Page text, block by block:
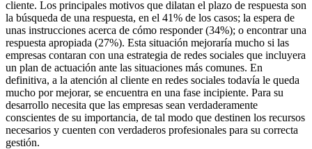
cliente. Los principales motivos que dilatan el plazo de respuesta son
la búsqueda de una respuesta, en el 41% de los casos; la espera de
unas instrucciones acerca de cómo responder (34%); o encontrar una
respuesta apropiada (27%). Esta situación mejoraría mucho si las
empresas contaran con una estrategia de redes sociales que incluyera
un plan de actuación ante las situaciones más comunes. En
definitiva, a la atención al cliente en redes sociales todavía le queda
mucho por mejorar, se encuentra en una fase incipiente. Para su
desarrollo necesita que las empresas sean verdaderamente
conscientes de su importancia, de tal modo que destinen los recursos
necesarios y cuenten con verdaderos profesionales para su correcta
gestión.